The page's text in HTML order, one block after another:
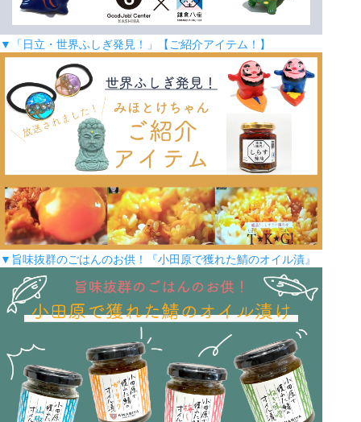
▼「日立・世界ふしぎ発見！」【ご紹介アイテム！】
▼旨味抜群のごはんのお供！『小田原で獲れた鯖のオイル漬』